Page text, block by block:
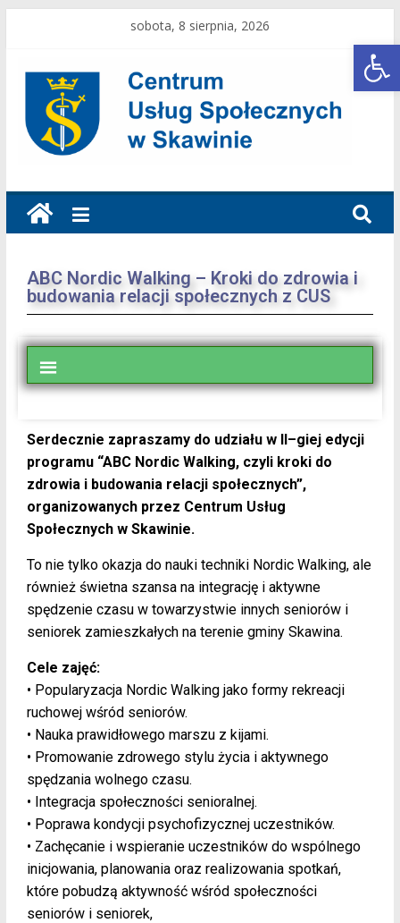
Open toolbar
sobota, 8 sierpnia, 2026
ABC Nordic Walking – Kroki do zdrowia i
budowania relacji społecznych z CUS
Serdecznie zapraszamy do udziału w II–giej edycji
programu “ABC Nordic Walking, czyli kroki do
zdrowia i budowania relacji społecznych”,
organizowanych przez Centrum Usług
Społecznych w Skawinie.
To nie tylko okazja do nauki techniki Nordic Walking, ale
również świetna szansa na integrację i aktywne
spędzenie czasu w towarzystwie innych seniorów i
seniorek zamieszkałych na terenie gminy Skawina.
Cele zajęć:
• Popularyzacja Nordic Walking jako formy rekreacji
ruchowej wśród seniorów.
• Nauka prawidłowego marszu z kijami.
• Promowanie zdrowego stylu życia i aktywnego
spędzania wolnego czasu.
• Integracja społeczności senioralnej.
• Poprawa kondycji psychofizycznej uczestników.
• Zachęcanie i wspieranie uczestników do wspólnego
inicjowania, planowania oraz realizowania spotkań,
które pobudzą aktywność wśród społeczności
seniorów i seniorek,